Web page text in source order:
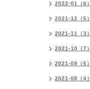
2022-01（6）
2021-12（5）
2021-11（3）
2021-10（7）
2021-09（5）
2021-08（4）